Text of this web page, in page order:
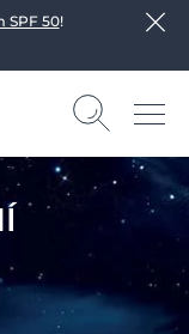
SPF 50!